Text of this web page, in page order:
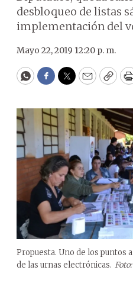
desbloqueo de listas
implementación del
Mayo 22, 2019 12:20 p. m.
WhatsApp
Facebook
Twitter
Email
Propuesta. Uno de los puntos
de las urnas electrónicas.